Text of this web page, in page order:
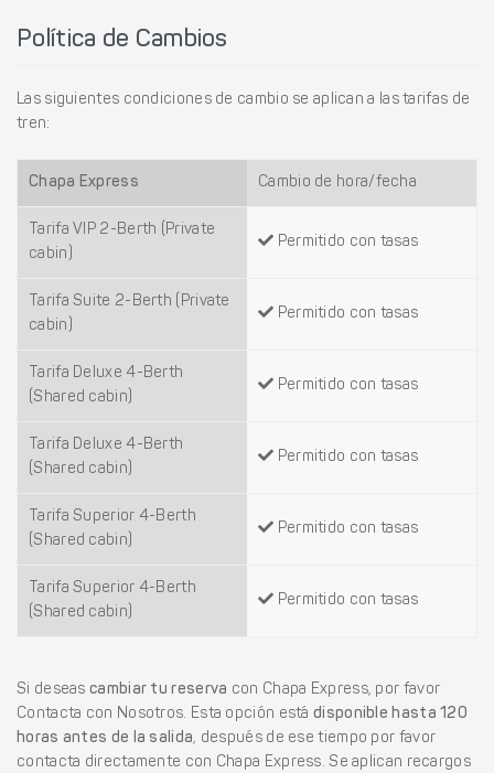
Política de Cambios
Las siguientes condiciones de cambio se aplican a las tarifas de
tren:
Chapa Express Cambio de hora/fecha
Tarifa VIP 2-Berth (Private
cabin)
Permitido con tasas
Tarifa Suite 2-Berth (Private
cabin)
Permitido con tasas
Tarifa Deluxe 4-Berth
(Shared cabin)
Permitido con tasas
Tarifa Deluxe 4-Berth
(Shared cabin)
Permitido con tasas
Tarifa Superior 4-Berth
(Shared cabin)
Permitido con tasas
Tarifa Superior 4-Berth
(Shared cabin)
Permitido con tasas
Si deseas cambiar tu reserva con Chapa Express, por favor
Contacta con Nosotros. Esta opción estádisponible hasta 120
horas antes de la salida, después de ese tiempo por favor
contacta directamente con Chapa Express. Se aplican recargos